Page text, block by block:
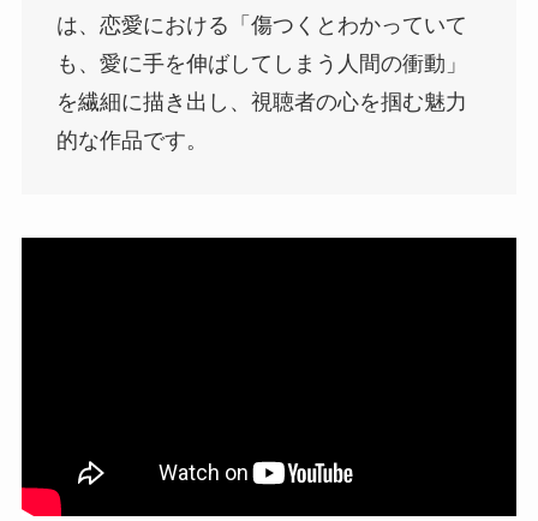
は、恋愛における「傷つくとわかっていて
も、愛に手を伸ばしてしまう人間の衝動」
を繊細に描き出し、視聴者の心を掴む魅力
的な作品です。